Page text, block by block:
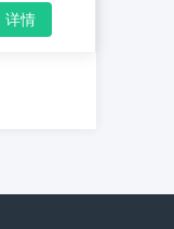
详情